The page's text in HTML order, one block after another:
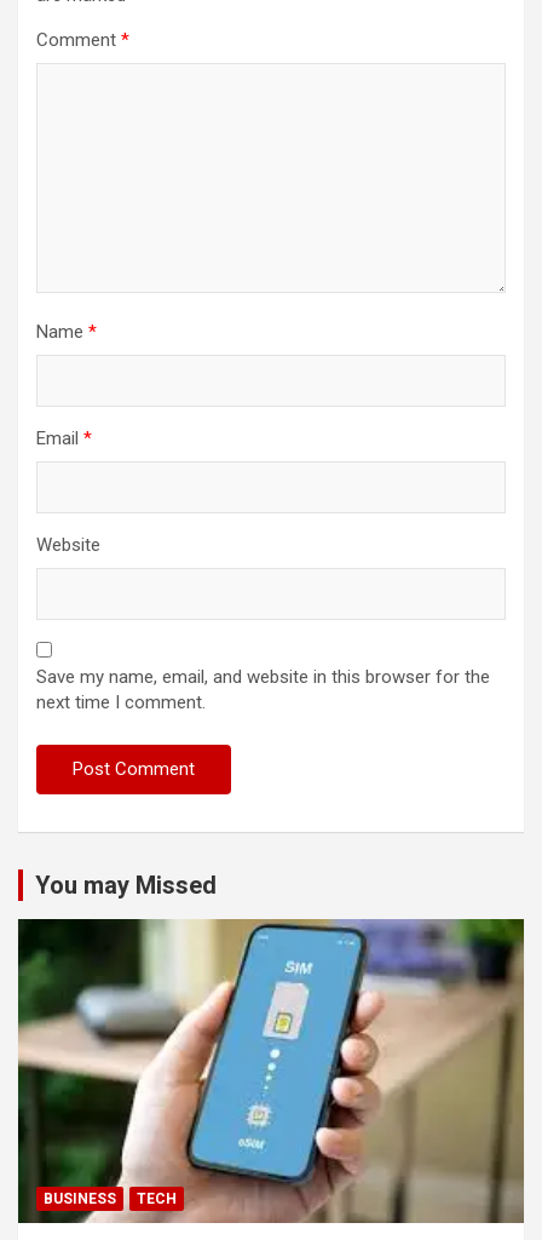
Comment *
Name *
Email *
Website
Save my name, email, and website in this browser for the
next time I comment.
You may Missed
BUSINESS TECH